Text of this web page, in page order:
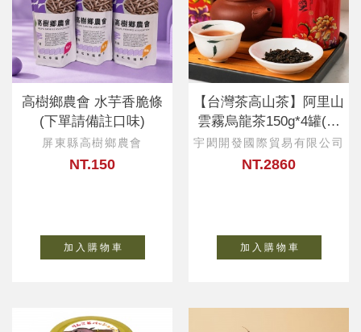
高樹鄉農會 水芋香脆條
(下單請備註口味)
屏東縣高樹鄉農會
NT.150
加 入 購 物 車
【台灣茶高山茶】阿里山
雲霧烏龍茶150g*4罐(禮
品袋)
宇閎開發國際貿易有限公司
NT.2860
加 入 購 物 車